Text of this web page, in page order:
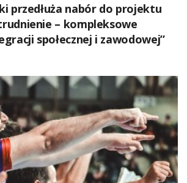
przedłuża nabór do projektu
– kompleksowe
społecznej i zawodowej”